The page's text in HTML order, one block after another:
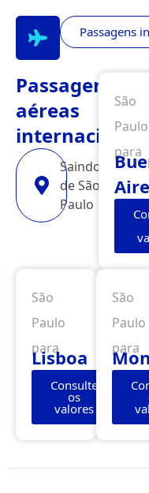
Passagens
Passagens
aéreas
internacionais
Saindo
de São
Paulo
São
Paulo
para
São
Paulo
para
Lisboa
Consulte
os
valores
São
Paulo
para